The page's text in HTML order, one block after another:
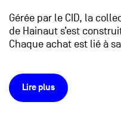
Gérée par le CID, la
de Hainaut s’est
Chaque achat est lié à
Lire plus